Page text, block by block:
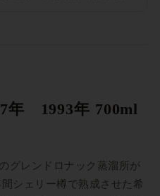
年 1993年 700ml
グレンドロナック蒸溜所が
シェリー樽で熟成させた希